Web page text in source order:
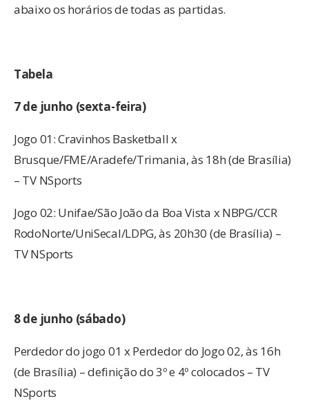
abaixo os horários de todas as partidas.
Tabela
7 de junho (sexta-feira)
Jogo 01: Cravinhos Basketball x
Brusque/FME/Aradefe/Trimania, às 18h (de Brasília)
– TV NSports
Jogo 02: Unifae/São João da Boa Vista x NBPG/CCR
RodoNorte/UniSecal/LDPG, às 20h30 (de Brasília) –
TV NSports
8 de junho (sábado)
Perdedor do jogo 01 x Perdedor do Jogo 02, às 16h
(de Brasília) – definição do 3º e 4º colocados – TV
NSports